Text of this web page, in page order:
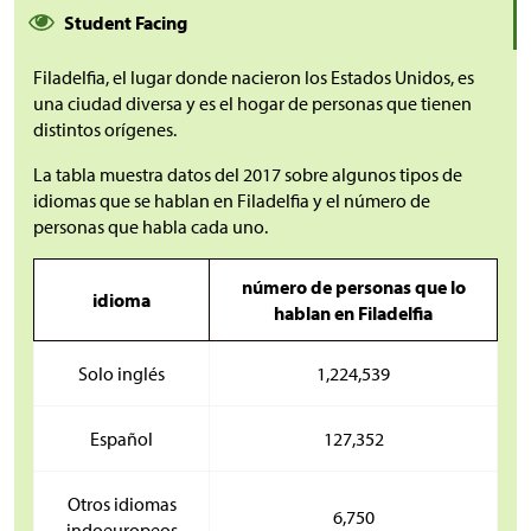
Student Facing
Filadelfia, el lugar donde nacieron los Estados Unidos, es
una ciudad diversa y es el hogar de personas que tienen
distintos orígenes.
La tabla muestra datos del 2017 sobre algunos tipos de
idiomas que se hablan en Filadelfia y el número de
personas que habla cada uno.
idioma
número de personas que lo
hablan en Filadelfia
Solo inglés 1,224,539
Español 127,352
Otros idiomas
6,750